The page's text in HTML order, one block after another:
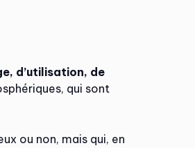
d’utilisation, de
qui sont
ou non, mais qui, en